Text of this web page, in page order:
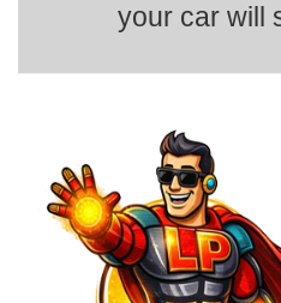
your car will